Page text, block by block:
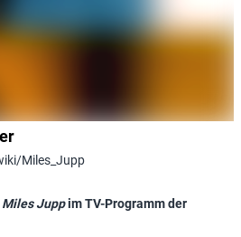
Miles_Jupp
Miles Juppim TV-Programm der